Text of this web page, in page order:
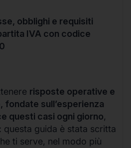
obblighi e requisiti
IVA con codice
risposte operative e
fondate sull’esperienza
questi casi ogni giorno,
questa guida è stata scritta
ti serve, nel modo più